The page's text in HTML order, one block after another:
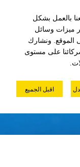
بالعمل بشكل
ميزات وسائل
الموقع. ونشارك
على مستوى
اقبل الجميع